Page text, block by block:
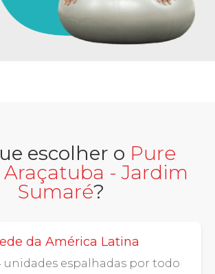
escolher o Pure
Araçatuba - Jardim
Sumaré?
da América Latina
unidades espalhadas por todo